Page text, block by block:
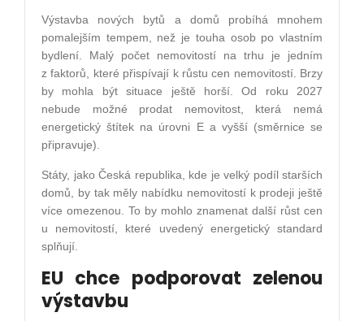
Výstavba nových bytů a domů probíhá mnohem
pomalejším tempem, než je touha osob po vlastním
bydlení. Malý počet nemovitostí na trhu je jedním
z faktorů, které přispívají k růstu cen nemovitostí. Brzy
by mohla být situace ještě horší. Od roku 2027
nebude možné prodat nemovitost, která nemá
energetický štítek na úrovni E a vyšší (směrnice se
připravuje).
Státy, jako Česká republika, kde je velký podíl starších
domů, by tak měly nabídku nemovitostí k prodeji ještě
více omezenou. To by mohlo znamenat další růst cen
u nemovitostí, které uvedený energetický standard
splňují.
EU chce podporovat zelenou
výstavbu